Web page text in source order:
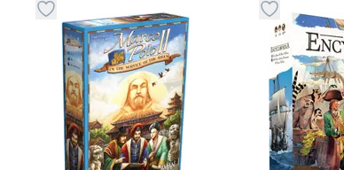
Dugme za dodavanje stvari u kategorijuDugme za